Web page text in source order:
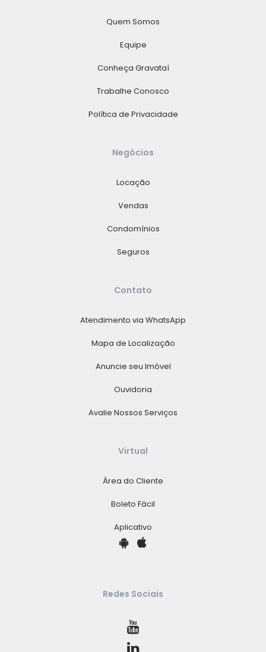
Quem Somos
Equipe
Conheça Gravataí
Trabalhe Conosco
Política de Privacidade
Negócios
Locação
Vendas
Condomínios
Seguros
Contato
Atendimento via WhatsApp
Mapa de Localização
Anuncie seu Imóvel
Ouvidoria
Avalie Nossos Serviços
Virtual
Área do Cliente
Boleto Fácil
Aplicativo
Redes Sociais